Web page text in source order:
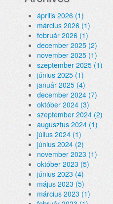
április 2026 (1)
március 2026 (1)
február 2026 (1)
december 2025 (2)
november 2025 (1)
szeptember 2025 (1)
június 2025 (1)
január 2025 (4)
december 2024 (7)
október 2024 (3)
szeptember 2024 (2)
augusztus 2024 (1)
július 2024 (1)
június 2024 (2)
november 2023 (1)
október 2023 (5)
június 2023 (4)
május 2023 (5)
március 2023 (1)